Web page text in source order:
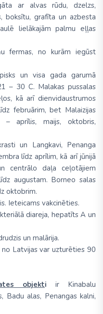
ar alvas rūdu, dzelzs,
boksītu, grafīta un azbesta
lielākajām palmu eļļas
fermas, no kurām iegūst
un visa gada garumā
– 30 C. Malakas pussalas
kā arī dienvidaustrumos
februārim, bet Malaizijas
– aprīlis, maijs, oktobris,
un Langkavi, Penanga
līdz aprīlim, kā arī jūnijā
centrālo daļa ceļotājiem
augustam. Borneo salas
oktobrim.
Ieteicams vakcinēties.
diareja, hepatīts A un
un malārija.
Latvijas var uzturēties 90
objekti ir Kinabalu
Badu alas, Penangas kalni,